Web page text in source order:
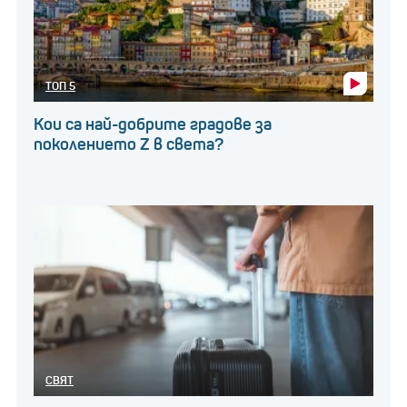
ТОП 5
Кои са най-добрите градове за
поколението Z в света?
СВЯТ